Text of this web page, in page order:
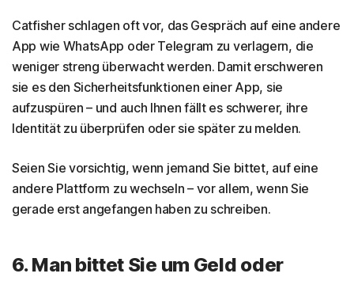
Catfisher schlagen oft vor, das Gespräch auf eine andere
App wie WhatsApp oder Telegram zu verlagern, die
weniger streng überwacht werden. Damit erschweren
sie es den Sicherheitsfunktionen einer App, sie
aufzuspüren – und auch Ihnen fällt es schwerer, ihre
Identität zu überprüfen oder sie später zu melden.
Seien Sie vorsichtig, wenn jemand Sie bittet, auf eine
andere Plattform zu wechseln – vor allem, wenn Sie
gerade erst angefangen haben zu schreiben.
6. Man bittet Sie um Geld oder